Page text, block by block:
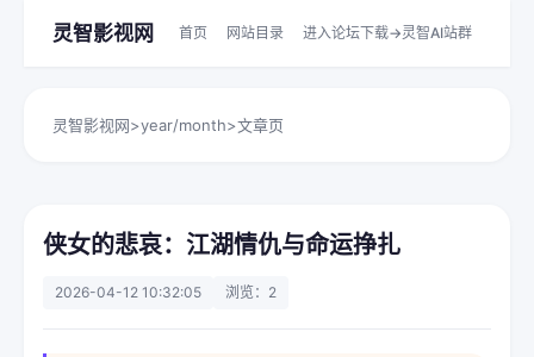
灵智影视网 首页 网站目录 进入论坛下载->灵智AI站群
灵智影视网>year/month>文章页
侠女的悲哀：江湖情仇与命运挣扎
2026-04-12 10:32:05 浏览：2